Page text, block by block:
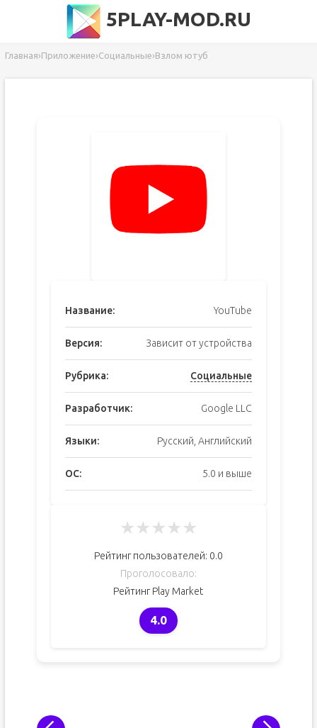
5PLAY-MOD.RU
Главная›Приложение›Социальные›Взлом ютуб
Название: YouTube
Версия: Зависит от устройства
Рубрика: Социальные
Разработчик: Google LLC
Языки: Русский, Английский
ОС: 5.0 и выше
★★★★★
Рейтинг пользователей: 0.0
Проголосовало:
Рейтинг Play Market
4.0